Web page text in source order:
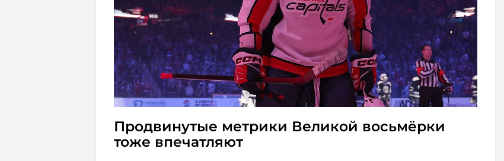
Продвинутые метрики Великой восьмёрки
тоже впечатляют